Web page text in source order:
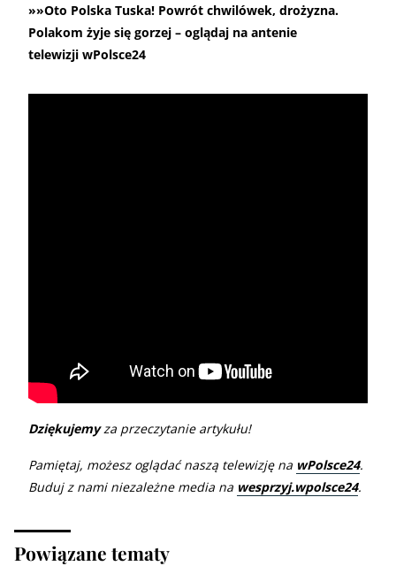
»»Oto Polska Tuska! Powrót chwilówek, drożyzna.
Polakom żyje się gorzej – oglądaj na antenie
telewizji wPolsce24
Dziękujemyza przeczytanie artykułu!
Pamiętaj, możesz oglądać naszą telewizję na wPolsce24.
Buduj z nami niezależne media na wesprzyj.wpolsce24.
Powiązane tematy